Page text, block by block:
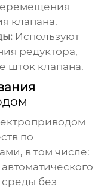
клапана.
Используют
редуктора,
шток клапана.
по
в том числе:
без